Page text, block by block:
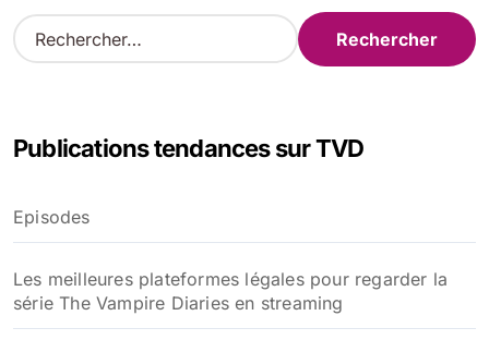
R
e
r
e
r
:
Publications tendances sur TVD
Episodes
Les meilleures plateformes légales pour regarder la
série The Vampire Diaries en streaming